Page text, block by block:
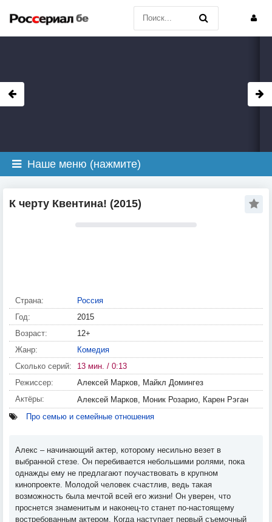
Наше меню (нажмите)
К черту Квентина! (2015)
Страна:
Россия
Год:
2015
Возраст:
12+
Жанр:
Комедия
Сколько серий:
13 мин. / 0:13
Режиссер:
Алексей Марков, Майкл Домингез
Актёры:
Алексей Марков, Моник Розарио, Карен Рэган
Про семью и семейные отношения
Алекс – начинающий актер, которому несильно везет в
выбранной стезе. Он перебивается небольшими ролями, пока
однажды ему не предлагают поучаствовать в крупном
кинопроекте. Молодой человек счастлив, ведь такая
возможность была мечтой всей его жизни! Он уверен, что
проснется знаменитым и наконец-то станет по-настоящему
востребованным актером. Когда наступает первый съемочный